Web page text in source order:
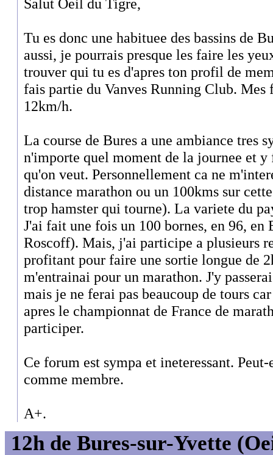
Salut Oeil du Tigre,
Tu es donc une habituee des bassins de
aussi, je pourrais presque les faire les
trouver qui tu es d'apres ton profil de
fais partie du Vanves Running Club. Mes
12km/h.
La course de Bures a une ambiance tres
n'importe quel moment de la journee et
qu'on veut. Personnellement ca ne
distance marathon ou un 100kms sur
trop hamster qui tourne). La variete du
J'ai fait une fois un 100 bornes, en 96, en
Roscoff). Mais, j'ai participe a plusieurs
profitant pour faire une sortie longue de
m'entrainai pour un marathon. J'y
mais je ne ferai pas beaucoup de tours
apres le championnat de France de
participer.
Ce forum est sympa et ineteressant.
comme membre.
A+.
12h de Bures-sur-Yvette